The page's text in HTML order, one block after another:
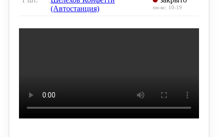
(Автостанция)
пн-вс: 10-19